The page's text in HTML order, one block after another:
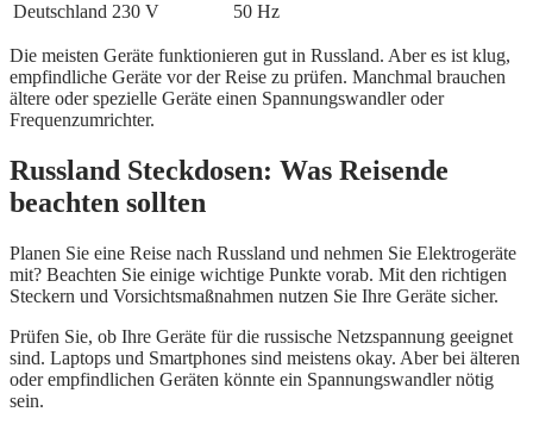
Deutschland 230 V 50 Hz
Die meisten Geräte funktionieren gut in Russland. Aber es ist klug,
empfindliche Geräte vor der Reise zu prüfen. Manchmal brauchen
ältere oder spezielle Geräte einen Spannungswandler oder
Frequenzumrichter.
Russland Steckdosen: Was Reisende
beachten sollten
Planen Sie eine Reise nach Russland und nehmen Sie Elektrogeräte
mit? Beachten Sie einige wichtige Punkte vorab. Mit den richtigen
Steckern und Vorsichtsmaßnahmen nutzen Sie Ihre Geräte sicher.
Prüfen Sie, ob Ihre Geräte für die russische Netzspannung geeignet
sind. Laptops und Smartphones sind meistens okay. Aber bei älteren
oder empfindlichen Geräten könnte ein Spannungswandler nötig
sein.